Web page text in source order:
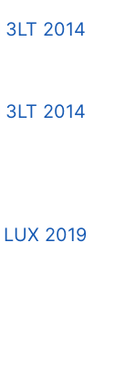
3LT 2014
3LT 2014
2019